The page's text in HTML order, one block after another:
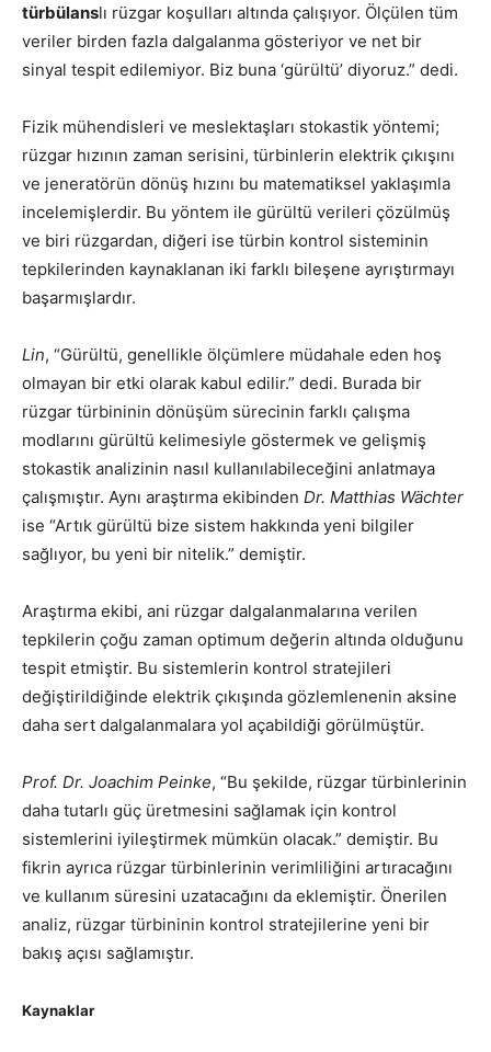
türbülanslı rüzgar koşulları altında çalışıyor. Ölçülen tüm
veriler birden fazla dalgalanma gösteriyor ve net bir
sinyal tespit edilemiyor. Biz buna ‘gürültü’ diyoruz.” dedi.
Fizik mühendisleri ve meslektaşları stokastik yöntemi;
rüzgar hızının zaman serisini, türbinlerin elektrik çıkışını
ve jeneratörün dönüş hızını bu matematiksel yaklaşımla
incelemişlerdir. Bu yöntem ile gürültü verileri çözülmüş
ve biri rüzgardan, diğeri ise türbin kontrol sisteminin
tepkilerinden kaynaklanan iki farklı bileşene ayrıştırmayı
başarmışlardır.
Lin, “Gürültü, genellikle ölçümlere müdahale eden hoş
olmayan bir etki olarak kabul edilir.” dedi. Burada bir
rüzgar türbininin dönüşüm sürecinin farklı çalışma
modlarını gürültü kelimesiyle göstermek ve gelişmiş
stokastik analizinin nasıl kullanılabileceğini anlatmaya
çalışmıştır. Aynı araştırma ekibinden Dr. Matthias Wächter
ise “Artık gürültü bize sistem hakkında yeni bilgiler
sağlıyor, bu yeni bir nitelik.” demiştir.
Araştırma ekibi, ani rüzgar dalgalanmalarına verilen
tepkilerin çoğu zaman optimum değerin altında olduğunu
tespit etmiştir. Bu sistemlerin kontrol stratejileri
değiştirildiğinde elektrik çıkışında gözlemlenenin aksine
daha sert dalgalanmalara yol açabildiği görülmüştür.
Prof. Dr. Joachim Peinke, “Bu şekilde, rüzgar türbinlerinin
daha tutarlı güç üretmesini sağlamak için kontrol
sistemlerini iyileştirmek mümkün olacak.” demiştir. Bu
fikrin ayrıca rüzgar türbinlerinin verimliliğini artıracağını
ve kullanım süresini uzatacağını da eklemiştir. Önerilen
analiz, rüzgar türbininin kontrol stratejilerine yeni bir
bakış açısı sağlamıştır.
Kaynaklar